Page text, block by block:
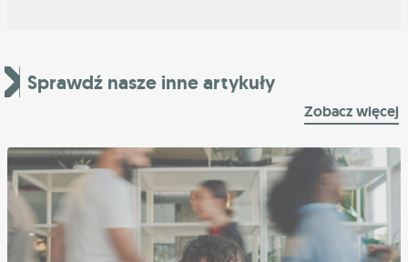
Sprawdź nasze inne artykuły
Zobacz więcej